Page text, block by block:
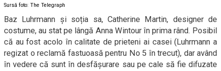
Sursă foto: The Telegraph
Baz Luhrmann și soția sa, Catherine Martin, designer de
costume, au stat pe lângă Anna Wintour în prima rând. Posibil
că au fost acolo în calitate de prieteni ai casei (Luhrmann a
regizat o reclamă fastuoasă pentru No 5 în trecut), dar având
în vedere că sunt în desfășurare sau pe cale să fie difuzate